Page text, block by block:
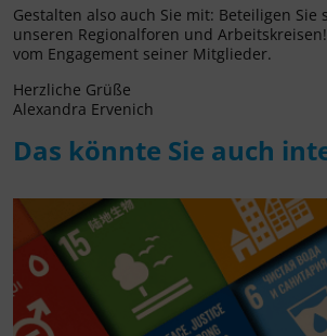
Gestalten also auch Sie mit: Beteiligen Sie
unseren Regionalforen und
vom Engagement seiner Mitglieder.
Herzliche Grüße
Alexandra Ervenich
Das könnte Sie auch